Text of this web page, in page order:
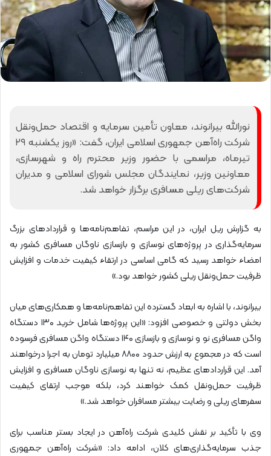
نورالله بیرانوند، معاون تأمین سرمایه و اقتصاد حمل‌ونقل
شرکت راه‌آهن جمهوری اسلامی ایران، گفت: «روز یکشنبه ۲۹
تیرماه، مراسمی با حضور وزیر محترم راه و شهرسازی،
معاونین وزیر، نمایندگان مجلس شورای اسلامی و مدیران
شرکت‌های ریلی مسافری برگزار خواهد شد.
به گزارش ریل ایران، در این مراسم، تفاهم‌نامه‌ها و قراردادهای بزرگ
سرمایه‌گذاری در پروژه‌های نوسازی و بازسازی ناوگان مسافری کشور به
امضاء خواهد رسید که گامی اساسی در ارتقاء کیفیت خدمات و افزایش
ظرفیت حمل‌ونقل ریلی کشور خواهد بود.»
بیرانوند، با اشاره به ابعاد گسترده این تفاهم‌نامه‌ها و همکاری‌های میان
بخش دولتی و خصوصی افزود: «این پروژه‌ها شامل خرید ۱۳۰ دستگاه
واگن مسافری نو و نوسازی و بازسازی ۱۴۰ دستگاه واگن مسافری فرسوده
است که در مجموع به ارزش حدود ۸۸۰۰ میلیارد تومان به اجرا درخواهند
آمد. این قراردادهای عظیم، نه تنها به نوسازی ناوگان مسافری و افزایش
ظرفیت حمل‌ونقل کمک خواهند کرد، بلکه موجب ارتقای کیفیت
سفرهای ریلی و رضایت بیشتر مسافران خواهد شد.»
وی با تأکید بر نقش کلیدی شرکت راه‌آهن در ایجاد بستر مناسب برای
جذب سرمایه‌گذاری‌های کلان، ادامه داد: «شرکت راه‌آهن جمهوری